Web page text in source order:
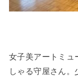
女子美アートミュ
しゃる守屋さん